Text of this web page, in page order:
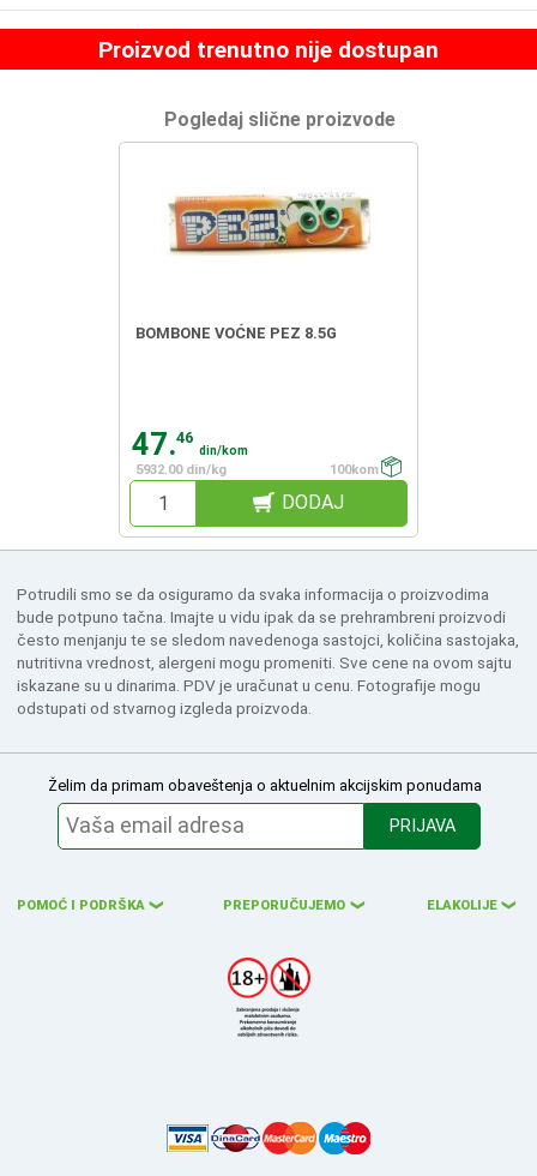
Proizvod trenutno nije dostupan
Pogledaj slične proizvode
BOMBONE VOĆNE PEZ 8.5G
47.46
din/kom
5932.00 din/kg
100kom
DODAJ
Potrudili smo se da osiguramo da svaka informacija o proizvodima
bude potpuno tačna. Imajte u vidu ipak da se prehrambreni proizvodi
često menjanju te se sledom navedenoga sastojci, količina sastojaka,
nutritivna vrednost, alergeni mogu promeniti. Sve cene na ovom sajtu
iskazane su u dinarima. PDV je uračunat u cenu. Fotografije mogu
odstupati od stvarnog izgleda proizvoda.
Želim da primam obaveštenja o aktuelnim akcijskim ponudama
PRIJAVA
POMOĆ I PODRŠKA ❮ PREPORUČUJEMO ❮ ELAKOLIJE ❮